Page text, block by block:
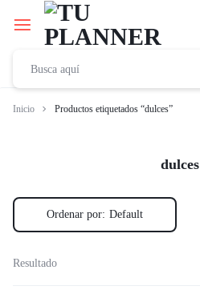
Inicio Productos etiquetados “dulces”
dulces
Ordenar por: Default
Resultado